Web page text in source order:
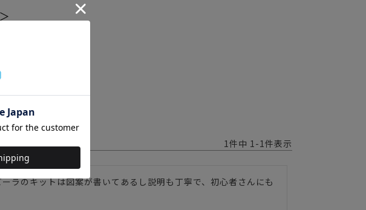
1件中 1-1件表示
ラのキットは図案が書いてあるし説明も丁寧で、初心者さんにも